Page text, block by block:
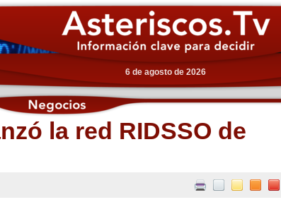
6 de agosto de 2026
la red RIDSSO de